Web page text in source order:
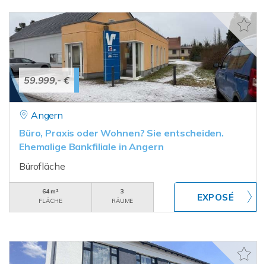
59.999,- €
Angern
Büro, Praxis oder Wohnen? Sie entscheiden.
Ehemalige Bankfiliale in Angern
Bürofläche
64 m²
FLÄCHE
3
RÄUME